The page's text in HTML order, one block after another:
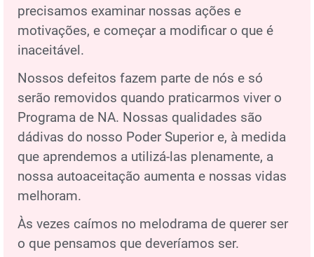
precisamos examinar nossas ações e
motivações, e começar a modificar o que é
inaceitável.
Nossos defeitos fazem parte de nós e só
serão removidos quando praticarmos viver o
Programa de NA. Nossas qualidades são
dádivas do nosso Poder Superior e, à medida
que aprendemos a utilizá-las plenamente, a
nossa autoaceitação aumenta e nossas vidas
melhoram.
Às vezes caímos no melodrama de querer ser
o que pensamos que deveríamos ser.